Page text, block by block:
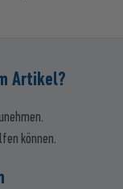
Artikel?
können.